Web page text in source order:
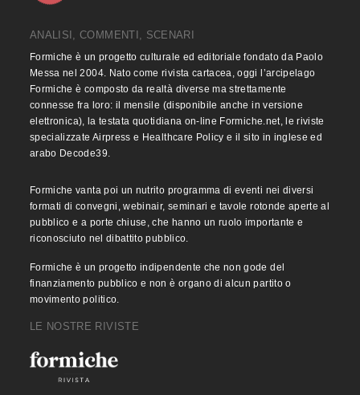
ANALISI, COMMENTI, SCENARI
Formiche è un progetto culturale ed editoriale fondato da Paolo
Messa nel 2004. Nato come rivista cartacea, oggi l’arcipelago
Formiche è composto da realtà diverse ma strettamente
connesse fra loro: il mensile (disponibile anche in versione
elettronica), la testata quotidiana on-line Formiche.net, le riviste
specializzate Airpress e Healthcare Policy e il sito in inglese ed
arabo Decode39.
Formiche vanta poi un nutrito programma di eventi nei diversi
formati di convegni, webinair, seminari e tavole rotonde aperte al
pubblico e a porte chiuse, che hanno un ruolo importante e
riconosciuto nel dibattito pubblico.
Formiche è un progetto indipendente che non gode del
finanziamento pubblico e non è organo di alcun partito o
movimento politico.
LE NOSTRE RIVISTE